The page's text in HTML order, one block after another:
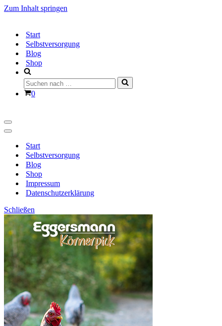
Zum Inhalt springen
Start
Selbstversorgung
Blog
Shop
Suchen
nach …
Warenkorb
0
Navigationsmenü
Navigationsmenü
Start
Selbstversorgung
Blog
Shop
Impressum
Datenschutzerklärung
Schließen